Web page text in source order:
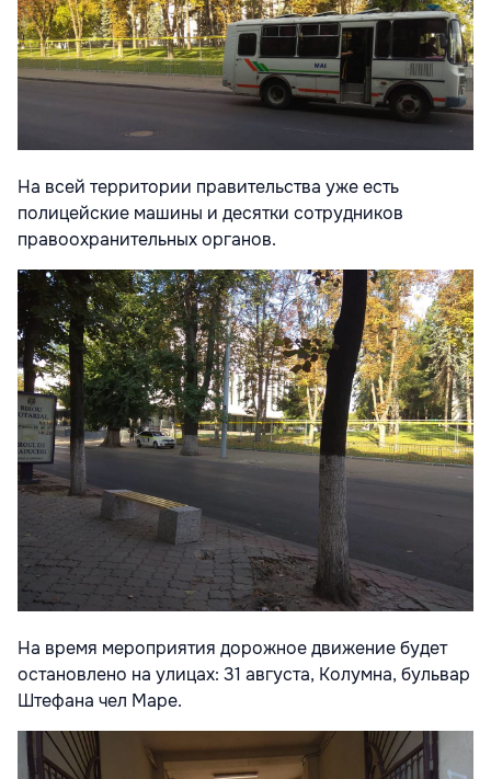
На всей территории правительства уже есть
полицейские машины и десятки сотрудников
правоохранительных органов.
На время мероприятия дорожное движение будет
остановлено на улицах: 31 августа, Колумна, бульвар
Штефана чел Маре.